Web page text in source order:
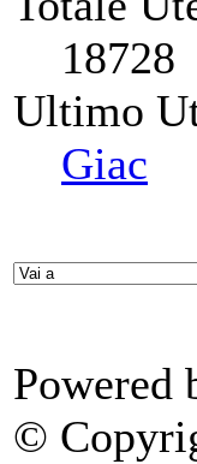
18728
Ultimo
Giac
Powered
©